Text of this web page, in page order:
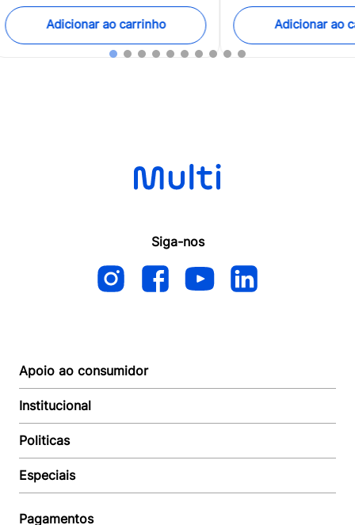
Adicionar ao carrinho Adicionar ao
Siga-nos
Apoio ao consumidor
Autoatendimento
Suporte e reparo
Acompanhar Entrega
Baixe o APP
Institucional
Quem somos
Revendedor
Seja um Revendedor
Trabalhe conosco
Politicas
Política de Entrega
Política de Pagamento
Política de Privacidade
Especiais
Pagamentos